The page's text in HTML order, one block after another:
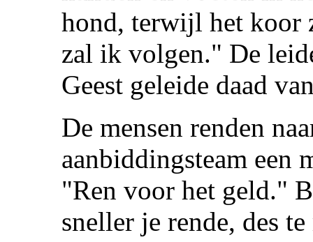
hond, terwijl het
zal ik volgen." De
Geest geleide daad
De mensen renden
aanbiddingsteam een
"Ren voor het geld."
sneller je rende, des